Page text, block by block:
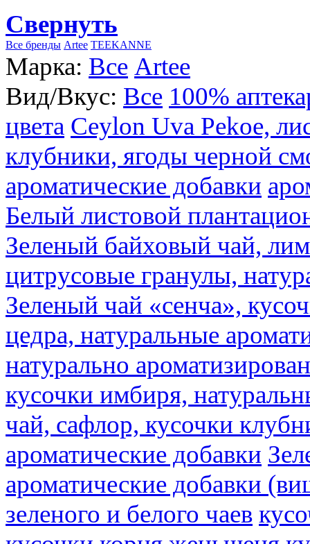
Свернуть
Все бренды Artee TEEKANNE
Марка: Все Artee
Вид/Вкус: Все 100%
цвета Ceylon Uva Pekoe,
клубники, ягоды черной
ароматические добавки
Белый листовой
Зеленый байховый чай,
цитрусовые гранулы,
Зеленый чай «сенча»,
цедра, натуральные
натурально
кусочки имбиря,
чай, сафлор, кусочки
ароматические добавки
ароматические добавки
зеленого и белого чаев